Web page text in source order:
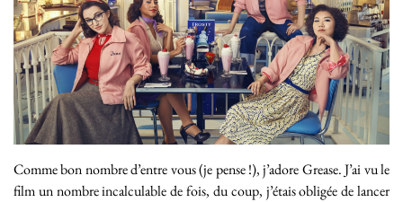
Comme bon nombre d’entre vous (je pense !), j’adore Grease. J’ai vu le
film un nombre incalculable de fois, du coup, j’étais obligée de lancer